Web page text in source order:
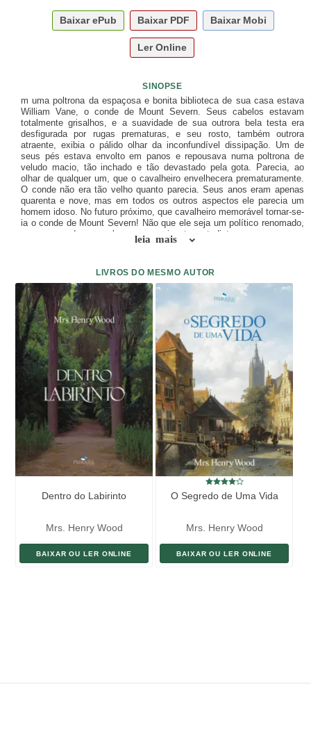
Baixar ePub Baixar PDF Baixar Mobi
Ler Online
SINOPSE
m uma poltrona da espaçosa e bonita biblioteca de sua casa estava
William Vane, o conde de Mount Severn. Seus cabelos estavam
totalmente grisalhos, e a suavidade de sua outrora bela testa era
desfigurada por rugas prematuras, e seu rosto, também outrora
atraente, exibia o pálido olhar da inconfundível dissipação. Um de
seus pés estava envolto em panos e repousava numa poltrona de
veludo macio, tão inchado e tão devastado pela gota. Parecia, ao
olhar de qualquer um, que o cavalheiro envelhecera prematuramente.
O conde não era tão velho quanto parecia. Seus anos eram apenas
quarenta e nove, mas em todos os outros aspectos ele parecia um
homem idoso. No futuro próximo, que cavalheiro memorável tornar-se-
ia o conde de Mount Severn! Não que ele seja um político renomado,
ou um grande general, ou um eminente estadista, ou mesmo um
membro ativo da alta Câmara dos Nobres para ser lembrado. Não
de homens, mulheres e crianças. No passado, fora o mais perdulário
entre os cavalheiros de seu tempo, o mais imprudente entre os
imprudentes, o mais gastador entre os gastadores, o maior jogador
acima de todos os jogadores e, andando com os devassos e
esbanjadores, tonara-se como eles e até os havia superado.
leia mais
LIVROS DO MESMO AUTOR
Dentro do Labirinto
Mrs. Henry Wood
BAIXAR OU LER ONLINE
O Segredo de Uma Vida
Mrs. Henry Wood
BAIXAR OU LER ONLINE